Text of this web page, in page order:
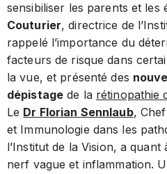
sensibiliser les parents et les
Couturier, directrice de
rappelé l’importance du
facteurs de risque dans
la vue, et présenté des
dépistage de la rétinopathie
Le Dr Florian Sennlaub,
et Immunologie dans les
l’Institut de la Vision, a
nerf vague et inflammation.